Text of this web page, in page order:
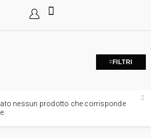
FILTRI
nessun prodotto che corrisponde